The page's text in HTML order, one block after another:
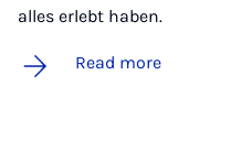
alles erlebt haben.
Read more